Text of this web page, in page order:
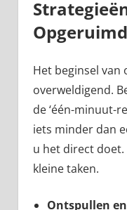
Het beginsel van
overweldigend.
de ‘één-minuut-
iets minder dan
u het direct
kleine taken.
Ontspullen